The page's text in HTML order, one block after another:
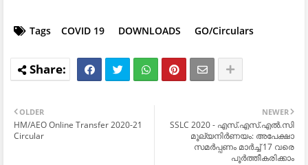
Tags COVID 19 DOWNLOADS GO/Circulars
NEWER
SSLC 2020 - എസ്.എസ്.എൽ.സി
മൂല്യനിർണയം: അപേക്ഷാ
സമർപ്പണം മാർച്ച് 17 വരെ
പൂർത്തീകരിക്കാം
OLDER
HM/AEO Online Transfer 2020-21
Circular